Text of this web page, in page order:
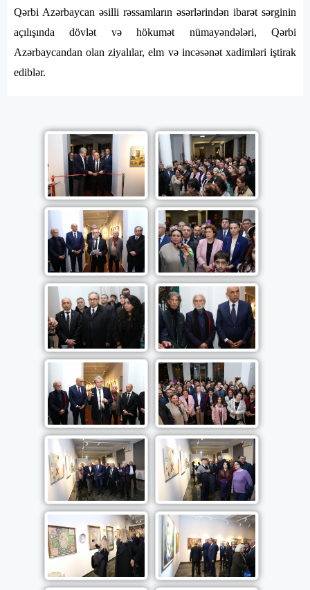
Qərbi Azərbaycan əsilli rəssamların əsərlərindən ibarət sərginin
açılışında dövlət və hökumət nümayəndələri, Qərbi
Azərbaycandan olan ziyalılar, elm və incəsənət xadimləri iştirak
ediblər.